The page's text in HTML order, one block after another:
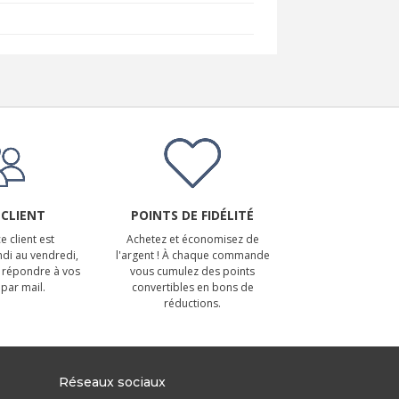
client est
au vendredi,
à vos
mail.
POINTS DE FIDÉLITÉ
Achetez et économisez de
l'argent ! À chaque commande
vous cumulez des points
convertibles en bons de
réductions.
Réseaux sociaux